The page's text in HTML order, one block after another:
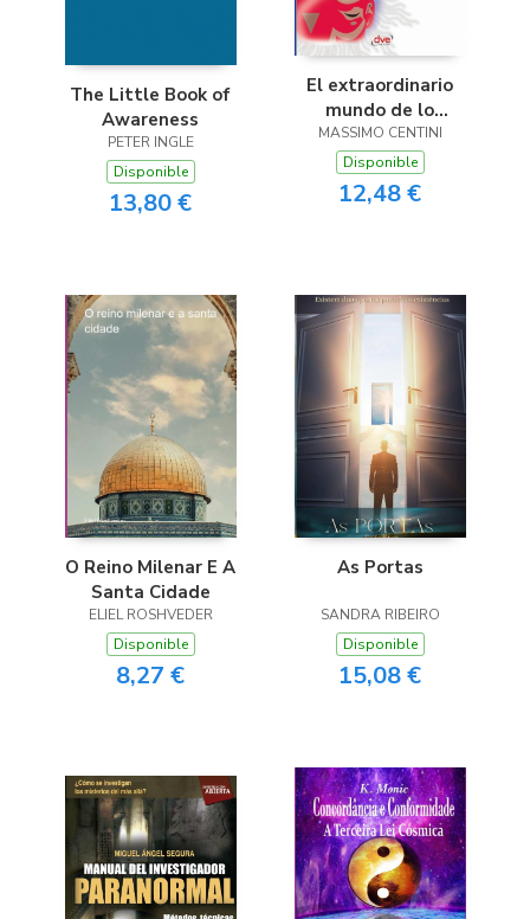
The Little Book of
Awareness
PETER INGLE
Disponible
13,80 €
El extraordinario
mundo de lo
paranormal
MASSIMO CENTINI
Disponible
12,48 €
O Reino Milenar E A
Santa Cidade
ELIEL ROSHVEDER
Disponible
8,27 €
As Portas
SANDRA RIBEIRO
Disponible
15,08 €